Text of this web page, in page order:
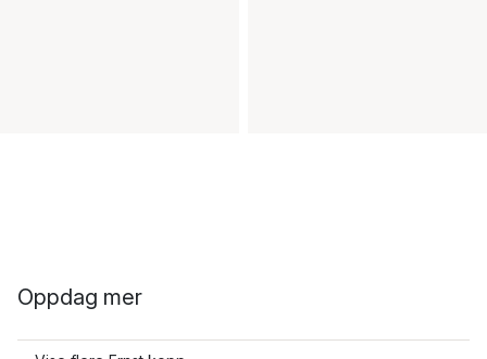
Oppdag mer